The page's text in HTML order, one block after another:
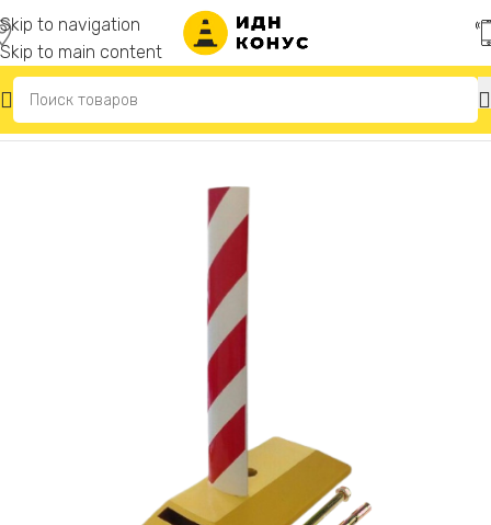
Skip to navigation
Skip to main content
Главная Делиниаторы дорожные